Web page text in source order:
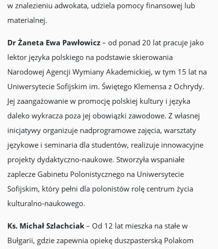
w znalezieniu adwokata, udziela pomocy finansowej lub
materialnej.
Dr Żaneta Ewa Pawłowicz – od ponad 20 lat pracuje jako
lektor języka polskiego na podstawie skierowania
Narodowej Agencji Wymiany Akademickiej, w tym 15 lat na
Uniwersytecie Sofijskim im. Świętego Klemensa z Ochrydy.
Jej zaangażowanie w promocję polskiej kultury i języka
daleko wykracza poza jej obowiązki zawodowe. Z własnej
inicjatywy organizuje nadprogramowe zajęcia, warsztaty
językowe i seminaria dla studentów, realizuje innowacyjne
projekty dydaktyczno-naukowe. Stworzyła wspaniałe
zaplecze Gabinetu Polonistycznego na Uniwersytecie
Sofijskim, który pełni dla polonistów rolę centrum życia
kulturalno-naukowego.
Ks. Michał Szlachciak – Od 12 lat mieszka na stałe w
Bułgarii, gdzie zapewnia opiekę duszpasterską Polakom